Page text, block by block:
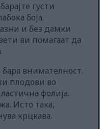
густи
боја.
и без дамки
ви помагаат да
внимателност.
плодови во
фолија.
Исто така,
крцкава.